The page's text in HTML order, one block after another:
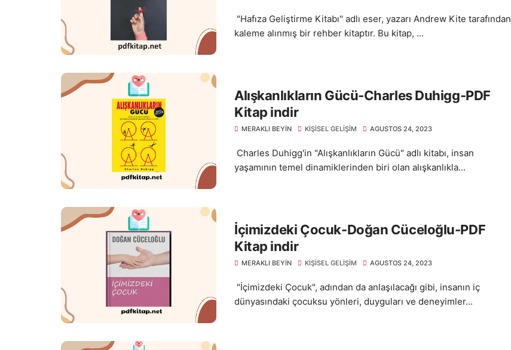
"Hafıza Geliştirme Kitabı" adlı eser, yazarı Andrew Kite tarafından
kaleme alınmış bir rehber kitaptır. Bu kitap, ...
Alışkanlıkların Gücü-Charles Duhigg-PDF
Kitap indir
MERAKLI BEYIN KIŞISEL GELIŞIM AGUSTOS 24, 2023
Charles Duhigg'in "Alışkanlıkların Gücü" adlı kitabı, insan
yaşamının temel dinamiklerinden biri olan alışkanlıkla...
İçimizdeki Çocuk-Doğan Cüceloğlu-PDF
Kitap indir
MERAKLI BEYIN KIŞISEL GELIŞIM AGUSTOS 24, 2023
"İçimizdeki Çocuk", adından da anlaşılacağı gibi, insanın iç
dünyasındaki çocuksu yönleri, duyguları ve deneyimler...